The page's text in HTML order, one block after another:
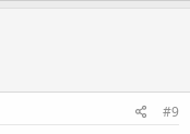
украдет.
Это не то место для
#9